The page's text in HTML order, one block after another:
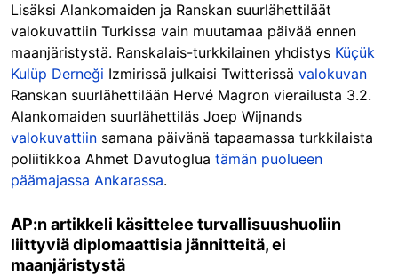
Lisäksi Alankomaiden ja Ranskan suurlähettiläät
valokuvattiin Turkissa vain muutamaa päivää ennen
maanjäristystä. Ranskalais-turkkilainen yhdistys Küçük
Kulüp Derneği Izmirissä julkaisi Twitterissä valokuvan
Ranskan suurlähettilään Hervé Magron vierailusta 3.2.
Alankomaiden suurlähettiläs Joep Wijnands
valokuvattiin samana päivänä tapaamassa turkkilaista
poliitikkoa Ahmet Davutoglua tämän puolueen
päämajassa Ankarassa.
AP:n artikkeli käsittelee turvallisuushuoliin
liittyviä diplomaattisia jännitteitä, ei
maanjäristystä